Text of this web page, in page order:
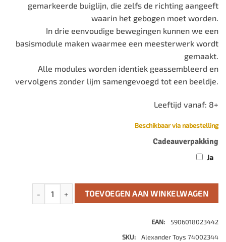
gemarkeerde buiglijn, die zelfs de richting aangeeft
waarin het gebogen moet worden.
In drie eenvoudige bewegingen kunnen we een
basismodule maken waarmee een meesterwerk wordt
gemaakt.
Alle modules worden identiek geassembleerd en
vervolgens zonder lijm samengevoegd tot een beeldje.
Leeftijd vanaf: 8+
Beschikbaar via nabestelling
Cadeauverpakking
Ja
ORIGAMI 3D - Krabben - 148st aantal
TOEVOEGEN AAN WINKELWAGEN
EAN:
5906018023442
SKU:
Alexander Toys 74002344